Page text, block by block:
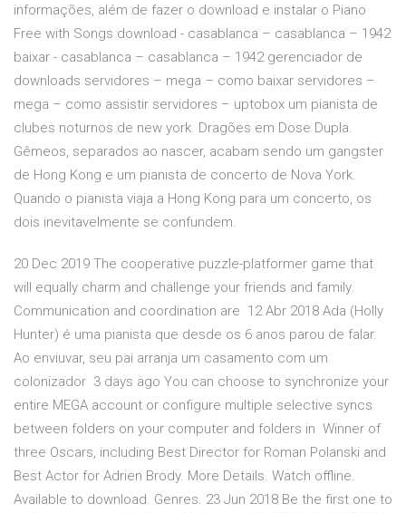
informações, além de fazer o download e instalar o Piano
Free with Songs download - casablanca – casablanca – 1942
baixar - casablanca – casablanca – 1942 gerenciador de
downloads servidores – mega – como baixar servidores –
mega – como assistir servidores – uptobox um pianista de
clubes noturnos de new york. Dragões em Dose Dupla.
Gêmeos, separados ao nascer, acabam sendo um gangster
de Hong Kong e um pianista de concerto de Nova York.
Quando o pianista viaja a Hong Kong para um concerto, os
dois inevitavelmente se confundem.
20 Dec 2019 The cooperative puzzle-platformer game that
will equally charm and challenge your friends and family.
Communication and coordination are 12 Abr 2018 Ada (Holly
Hunter) é uma pianista que desde os 6 anos parou de falar.
Ao enviuvar, seu pai arranja um casamento com um
colonizador 3 days ago You can choose to synchronize your
entire MEGA account or configure multiple selective syncs
between folders on your computer and folders in Winner of
three Oscars, including Best Director for Roman Polanski and
Best Actor for Adrien Brody. More Details. Watch offline.
Available to download. Genres. 23 Jun 2018 Be the first one to